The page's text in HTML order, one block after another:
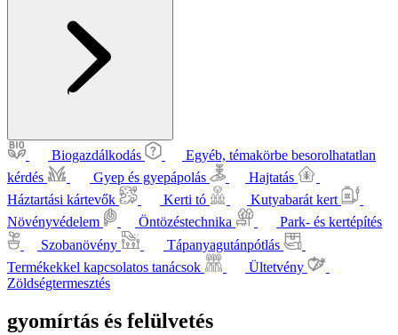
Biogazdálkodás
Egyéb, témakörbe besorolhatatlan
kérdés
Gyep és gyepápolás
Hajtatás
Háztartási kártevők
Kerti tó
Kutyabarát kert
Növényvédelem
Öntözéstechnika
Park- és kertépítés
Szobanövény
Tápanyagutánpótlás
Termékekkel kapcsolatos tanácsok
Ültetvény
Zöldségtermesztés
gyomírtás és felülvetés